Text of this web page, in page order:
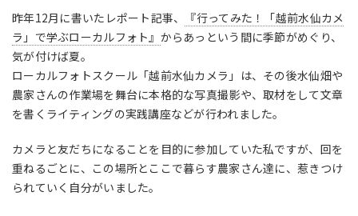
昨年12月に書いたレポート記事、
『行ってみた！「越前水仙カメ
ラ」で学ぶローカルフォト』 からあっという間に季節がめぐり、
気が付けば夏。
ローカルフォトスクール「越前水仙カメラ」は、その後水仙畑や
農家さんの作業場を舞台に本格的な写真撮影や、取材をして文章
を書くライティングの実践講座などが行われました。
カメラと友だちになることを目的に参加していた私ですが、回を
重ねるごとに、この場所とここで暮らす農家さん達に、惹きつけ
られていく自分がいました。